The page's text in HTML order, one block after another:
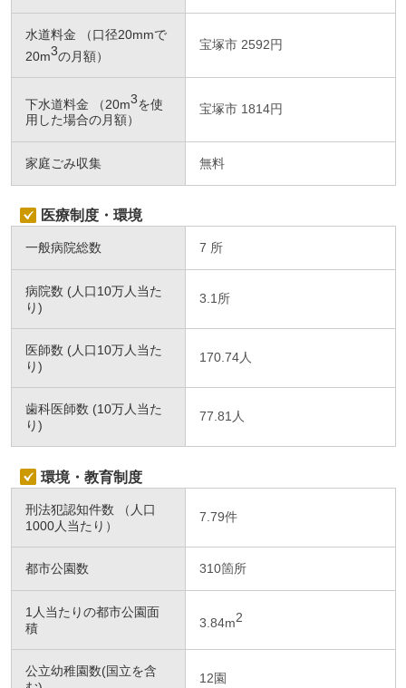
水道料金 （口径20mmで
20m3の月額）
宝塚市 2592円
下水道料金 （20m3を使
用した場合の月額）
宝塚市 1814円
家庭ごみ収集 無料
医療制度・環境
一般病院総数 7 所
病院数 (人口10万人当た
り)
3.1所
医師数 (人口10万人当た
り)
170.74人
歯科医師数 (10万人当た
り)
77.81人
環境・教育制度
刑法犯認知件数 （人口
1000人当たり）
7.79件
都市公園数 310箇所
1人当たりの都市公園面
積
3.84m2
公立幼稚園数(国立を含
12園